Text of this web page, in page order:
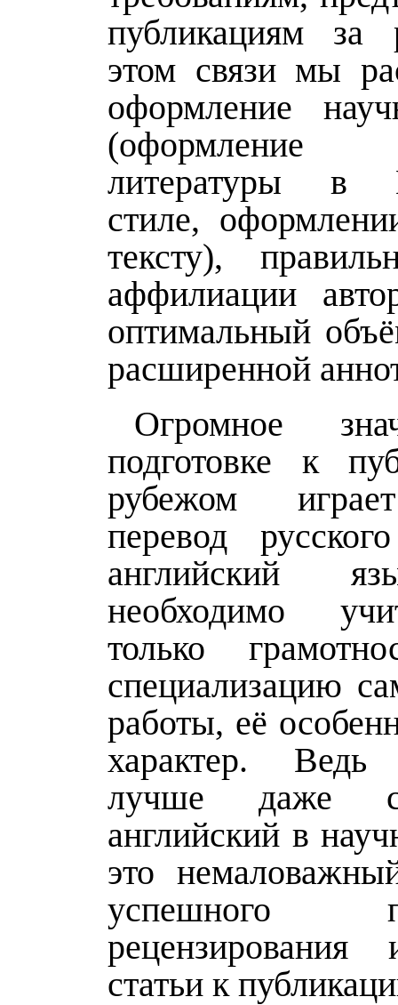
публикациям
этом связи мы
оформление
литературы в
стиле,
тексту),
аффилиации
оптимальный
расширенной
Огромное
подготовке к
рубежом
перевод
английский
необходимо
только
специализацию
работы, её
характер. Ведь
лучше даже
английский в
это
успешного
статьи к